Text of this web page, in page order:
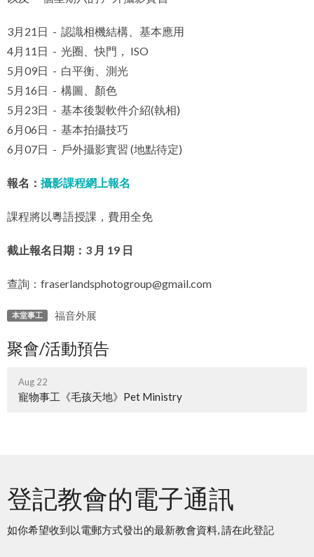
3月21日 - 認識相機結構、基本應用
4月11日 - 光圈、快門， ISO
5月09日 - 白平衡、測光
5月16日 - 構圖、顏色
5月23日 - 基本後製軟件介紹(執相)
6月06日 - 基本拍攝技巧
6月07日 - 戶外攝影實習 (地點待定)
報名： 攝影課程網上報名
課程將以粵語授課，費用全免
截止報名日期：3 月 19 日
查詢：fraserlandsphotogroup@gmail.com
本堂事工 福音外展
聚會/活動預告
Aug 22
寵物事工《毛孩天地》Pet Ministry
登記教會的電子通訊
如你希望收到以電郵方式發出的最新教會資料, 請在此登記